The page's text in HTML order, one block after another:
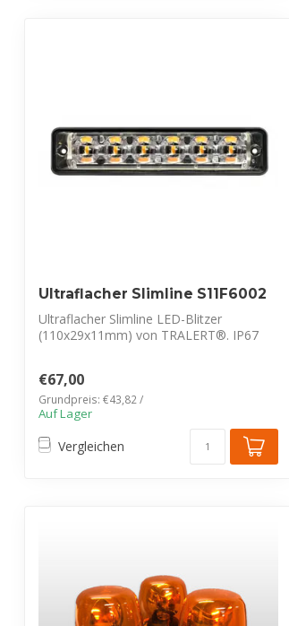
Ultraflacher Slimline S11F6002
Ultraflacher Slimline LED-Blitzer
(110x29x11mm) von TRALERT®. IP67
€67,00
Grundpreis: €43,82 /
Auf Lager
Vergleichen